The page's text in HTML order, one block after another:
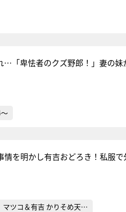
…「卑怯者のクズ野郎！」妻の妹
情を明かし有吉おどろき！私服
マツコ＆有吉 かりそめ天…